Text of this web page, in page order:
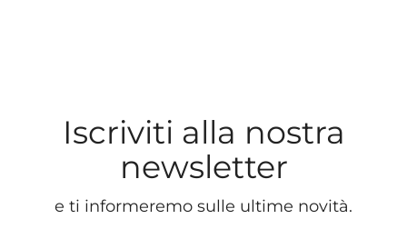
Iscriviti alla nostra
newsletter
e ti informeremo sulle ultime novità.